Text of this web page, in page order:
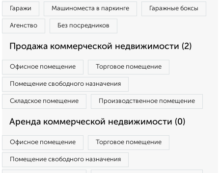
Гаражи Машиноместа в паркинге Гаражные боксы
Агенство Без посредников
Продажа коммерческой недвижимости (2)
Офисное помещение Торговое помещение
Помещение свободного назначения
Складское помещение Производственное помещение
Аренда коммерческой недвижимости (0)
Офисное помещение Торговое помещение
Помещение свободного назначения